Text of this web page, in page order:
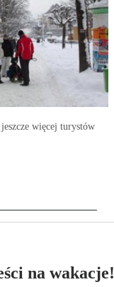
więcej turystów
na wakacje!